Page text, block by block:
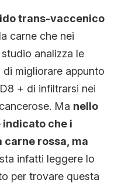
trans-vaccenico
carne che nei
analizza le
migliorare appunto
+ di infiltrarsi nei
Ma nello
che i
rossa, ma
infatti leggere lo
per trovare questa